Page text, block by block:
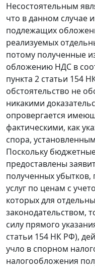
Несостоятельным
что в данном случае
подлежащих
реализуемых
потому полученные
обложению НДС в
пункта 2 статьи 154
обстоятельство не
никакими
опровергается
фактическими, как
спора,
Поскольку
предоставлены
полученных
услуг по ценам с
которых для
законодательством,
силу прямого
статьи 154 НК РФ),
учло в спорном
налогообложения